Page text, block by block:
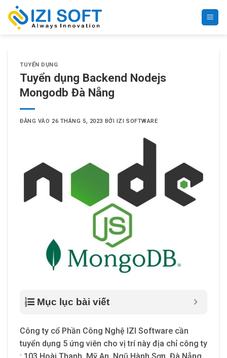
qua
TUYỂN DỤNG
Tuyển dụng Backend Nodejs
Mongodb Đà Nẵng
ĐĂNG VÀO 26 THÁNG 5, 2023 BỞI IZI SOFTWARE
Mục lục bài viết
Công ty cổ Phần Công Nghệ IZI Software cần
tuyển dụng 5 ứng viên cho vị trí này địa chỉ công ty